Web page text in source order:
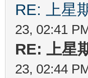
RE: 上星
23, 02:41
RE: 上星
23, 02:44